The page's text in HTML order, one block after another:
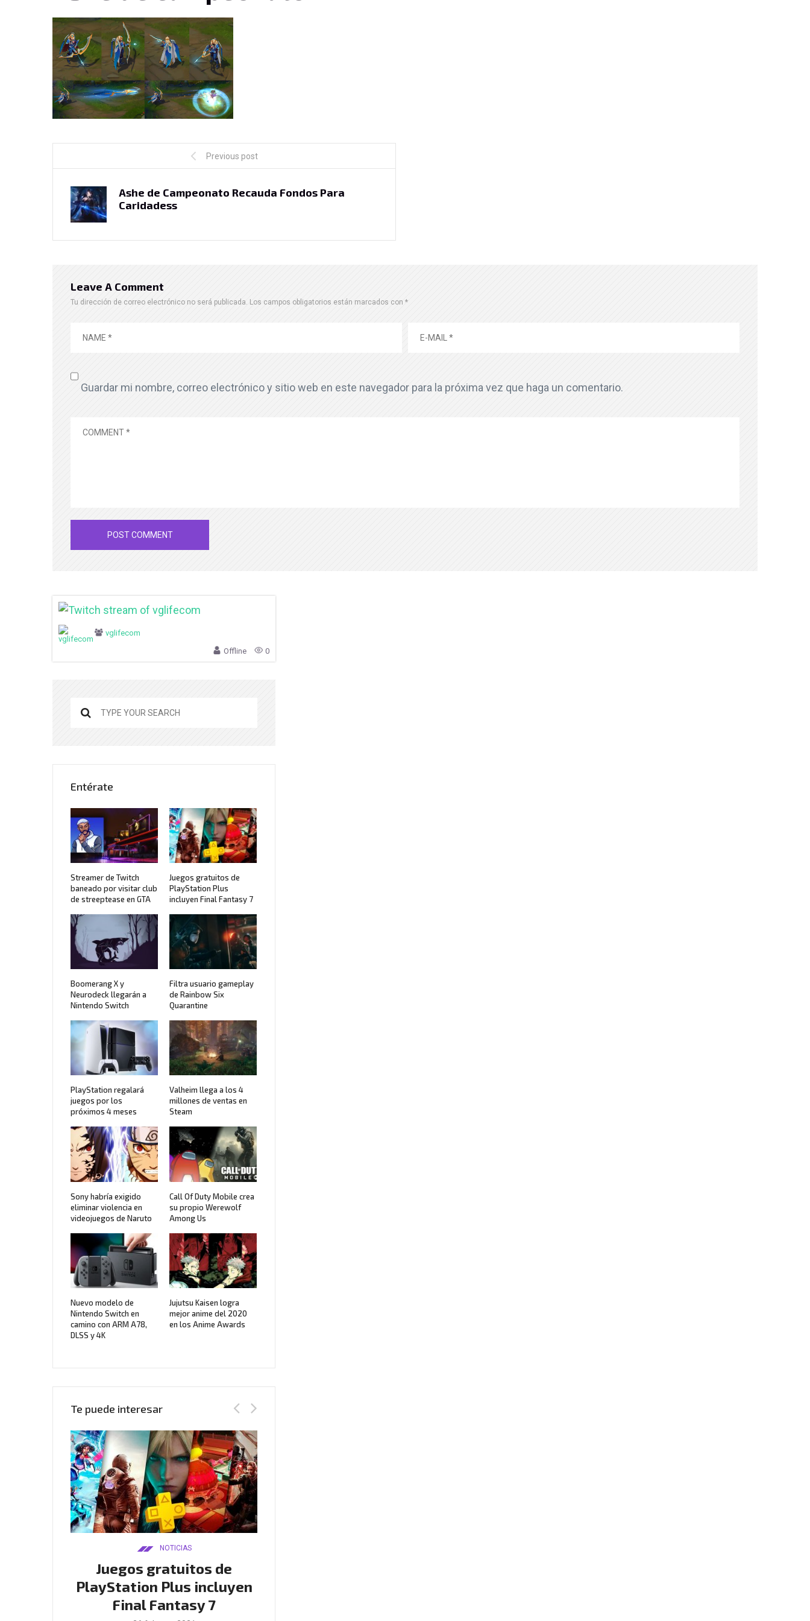
Previous post
Ashe de Campeonato Recauda Fondos Para
Caridadess
Leave A Comment
Tu dirección de correo electrónico no será publicada. Los campos obligatorios están marcados con *
Guardar mi nombre, correo electrónico y sitio web en este navegador para la próxima vez que haga un comentario.
vglifecom
Offline 0
Entérate
Streamer de Twitch
baneado por visitar club
de streeptease en GTA
Juegos gratuitos de
PlayStation Plus
incluyen Final Fantasy 7
Boomerang X y
Neurodeck llegarán a
Nintendo Switch
Filtra usuario gameplay
de Rainbow Six
Quarantine
PlayStation regalará
juegos por los
próximos 4 meses
Valheim llega a los 4
millones de ventas en
Steam
Sony habría exigido
eliminar violencia en
videojuegos de Naruto
Call Of Duty Mobile crea
su propio Werewolf
Among Us
Nuevo modelo de
Nintendo Switch en
camino con ARM A78,
DLSS y 4K
Jujutsu Kaisen logra
mejor anime del 2020
en los Anime Awards
Te puede interesar
NOTICIAS
Juegos gratuitos de
PlayStation Plus incluyen
Final Fantasy 7